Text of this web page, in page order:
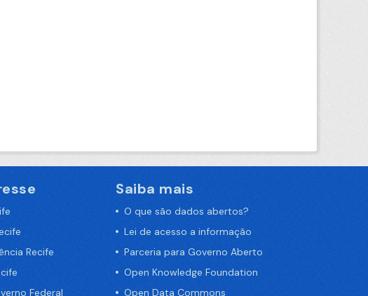
Recife
Federal
Saiba mais
O que são dados abertos?
Lei de acesso a informação
Parceria para Governo Aberto
Open Knowledge Foundation
Open Data Commons